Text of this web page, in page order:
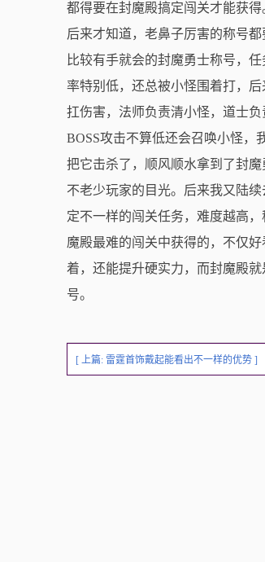
都得要在封魔殿搞定闯关才能获
后来才知道，老鼻子厉害的称号
比较有手就会的封魔勇士称号，
率特别低，还总被小怪围着打，
扛伤害，法师负责清小怪，道士
BOSS攻击不算低还会召唤小怪，
把它击杀了，顺风顺水拿到了封
不老少玩家的目光。后来我又陆
定不一样的闯关任务，难度越高
魔殿最难的闯关中获得的，不仅
着，还能提升硬实力，而封魔殿
号。
[ 上篇: 雷霆首饰戴起能看出不一样的优势 ]